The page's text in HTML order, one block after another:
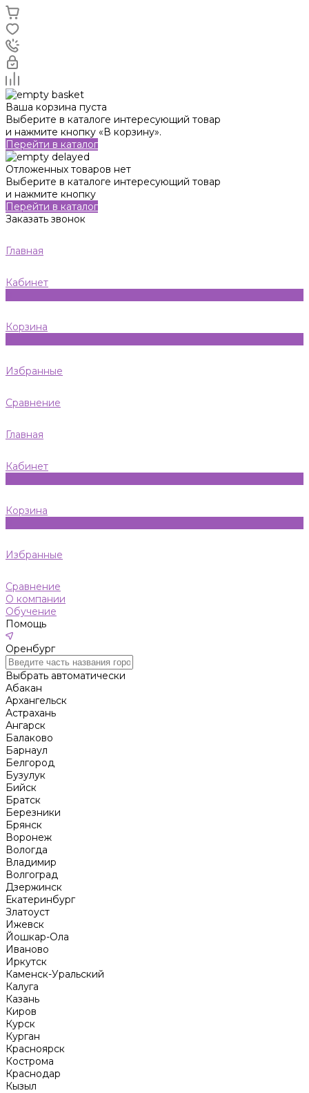
Ваша корзина пуста
Выберите в каталоге интересующий товар
и нажмите кнопку «В корзину».
Перейти в каталог
Отложенных товаров нет
Выберите в каталоге интересующий товар
и нажмите кнопку
Перейти в каталог
Заказать звонок
Главная
Кабинет
Корзина
Избранные
Сравнение
Главная
Кабинет
Корзина
Избранные
Сравнение
О компании
Обучение
Помощь
Оренбург
Выбрать автоматически
Абакан
Архангельск
Астрахань
Ангарск
Балаково
Барнаул
Белгород
Бузулук
Бийск
Братск
Березники
Брянск
Воронеж
Вологда
Владимир
Волгоград
Дзержинск
Екатеринбург
Златоуст
Ижевск
Йошкар-Ола
Иваново
Иркутск
Каменск-Уральский
Калуга
Казань
Киров
Курск
Курган
Красноярск
Кострома
Краснодар
Кызыл